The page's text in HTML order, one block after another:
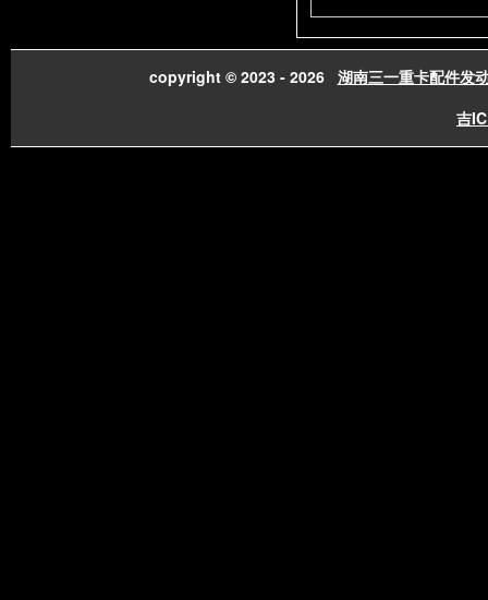
copyright © 2023 - 2026 湖南三一重卡配件发
吉